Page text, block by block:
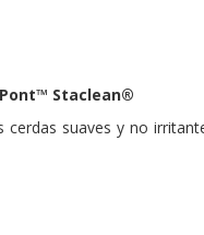
Staclean®
suaves y no